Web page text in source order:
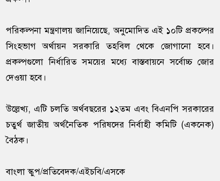
পরিকল্পনা মন্ত্রণালয় জানিয়েছে, অনুমোদিত এই ১০টি প্রকল্পের
সিংহভাগ অর্থায়ন সরকারি তহবিল থেকে জোগানো হবে।
প্রকল্পগুলো নির্ধারিত সময়ের মধ্যে বাস্তবায়নে সর্বোচ্চ জোর
দেওয়া হবে।
উল্লেখ্য, এটি চলতি অর্থবছরের ১২তম এবং বিএনপি সরকারের
চতুর্থ জাতীয় অর্থনৈতিক পরিষদের নির্বাহী কমিটি (একনেক)
বৈঠক।
বাংলা স্কুপ/প্রতিবেদক/এইচবি/এসকে